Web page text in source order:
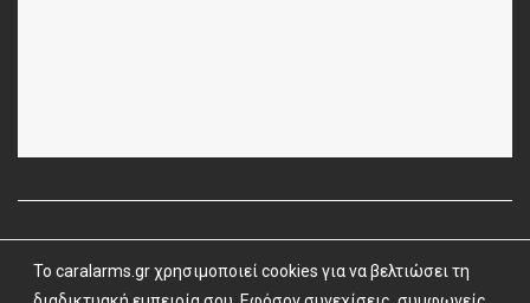
Όροι Χρήσης|Όροι & Προϋποθέσεις| caralarms.gr ©2026 |
To caralarms.gr χρησιμοποιεί cookies για να βελτιώσει τη